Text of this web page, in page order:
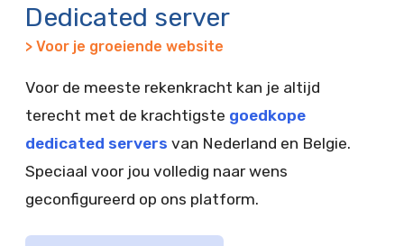
Dedicated server
> Voor je groeiende website
Voor de meeste rekenkracht kan je altijd
terecht met de krachtigste goedkope
dedicated servers van Nederland en Belgie.
Speciaal voor jou volledig naar wens
geconfigureerd op ons platform.